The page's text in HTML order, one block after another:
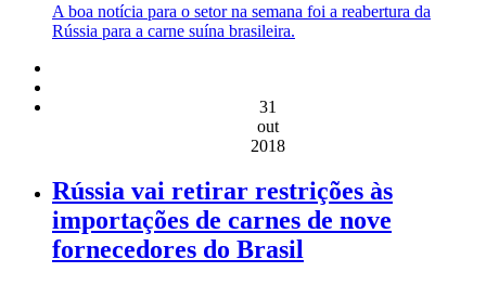
A boa notícia para o setor na semana foi a reabertura da
Rússia para a carne suína brasileira.
31
out
2018
Rússia vai retirar restrições às
importações de carnes de nove
fornecedores do Brasil